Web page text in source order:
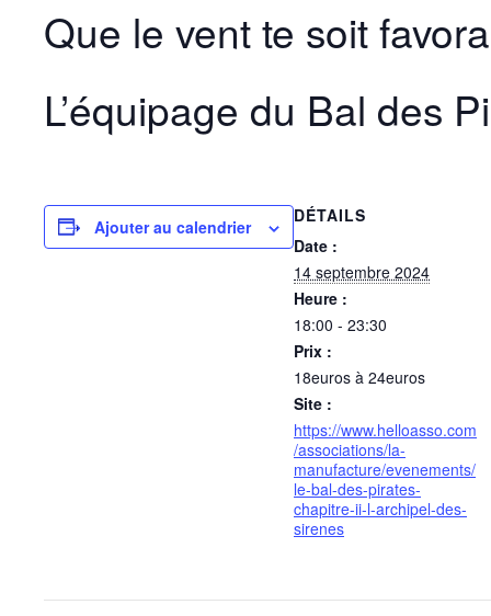
Que le vent te soit
L’équipage du Bal des
Ajouter au calendrier
DÉTAILS
Date :
14 septembre 2024
Heure :
18:00 - 23:30
Prix :
18euros à 24euros
Site :
https://www.helloasso.com
/associations/la-
manufacture/evenements/
le-bal-des-pirates-
chapitre-ii-l-archipel-des-
sirenes